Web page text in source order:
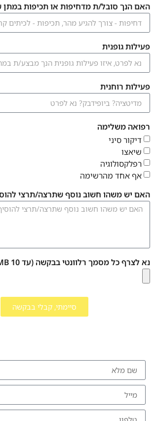
האם הנך סובל/ת מדחיפות או תכיפות במתן
פעילות גופנית
פעילות רוחנית
רפואה משלימה
דיקור סיני
שיאצו
רפלקסולוגיה
אף אחד מהרשימה
האם יש משהו חשוב נוסף שתרצה/תרצי
נא לצרף כל מסמך רלוונטי בבקשה (עד 10 MB)
סיימתי, קבלי בבקשה